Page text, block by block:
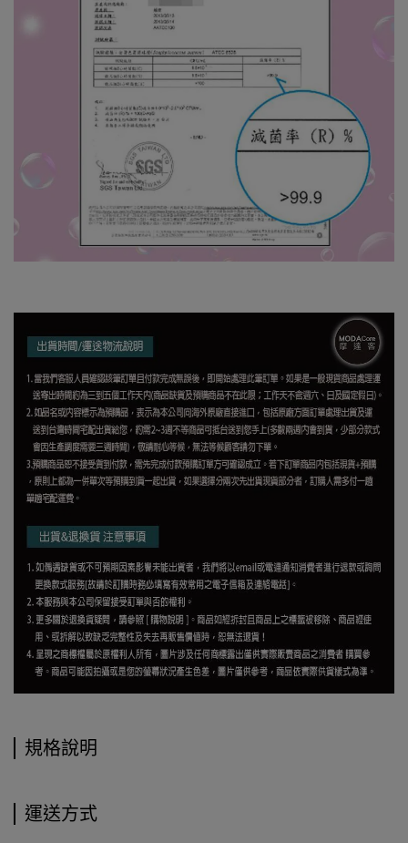
規格說明
運送方式